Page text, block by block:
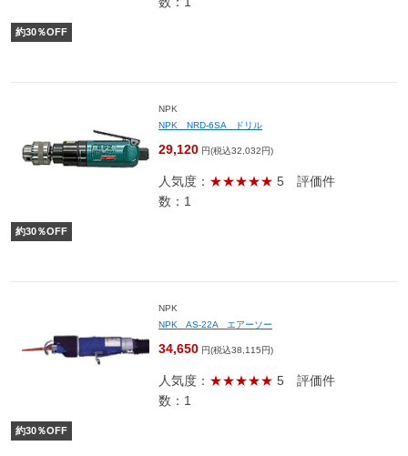
約30％OFF
NPK
NPK NRD-6SA ドリル
29,120 円(税込32,032円)
人気度： ★★★★★ 5 評価件
数：1
約30％OFF
NPK
NPK AS-22A エアーソー
34,650 円(税込38,115円)
人気度： ★★★★★ 5 評価件
数：1
約30％OFF